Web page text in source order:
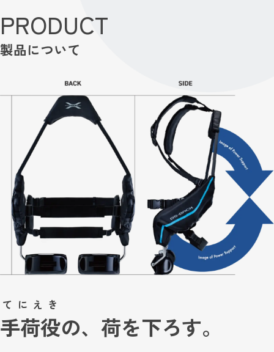
PRODUCT
製品について
手荷役
てにえき
の、荷を下ろす。